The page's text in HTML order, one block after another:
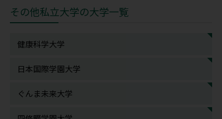
その他私立大学の大学一覧
健康科学大学
日本国際学園大学
ぐんま未来大学